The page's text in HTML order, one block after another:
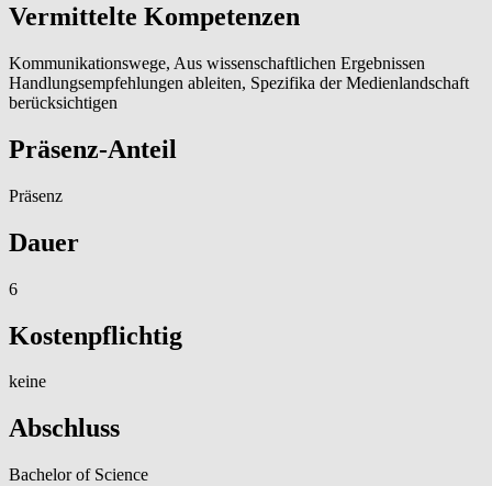
Vermittelte Kompetenzen
Kommunikationswege, Aus wissenschaftlichen Ergebnissen
Handlungsempfehlungen ableiten, Spezifika der Medienlandschaft
berücksichtigen
Präsenz-Anteil
Präsenz
Dauer
6
Kostenpflichtig
keine
Abschluss
Bachelor of Science